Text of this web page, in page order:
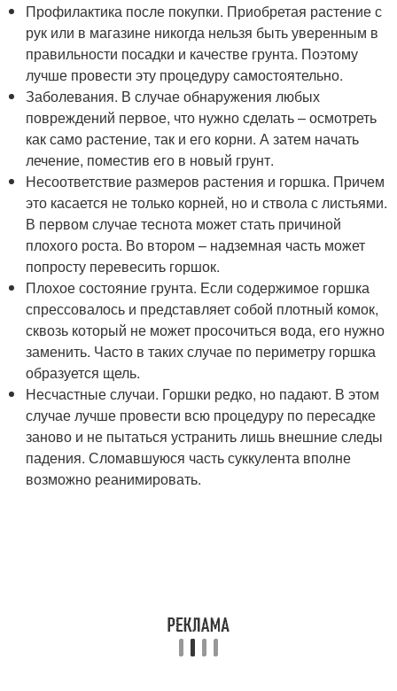
Профилактика после покупки. Приобретая растение с
рук или в магазине никогда нельзя быть уверенным в
правильности посадки и качестве грунта. Поэтому
лучше провести эту процедуру самостоятельно.
Заболевания. В случае обнаружения любых
повреждений первое, что нужно сделать – осмотреть
как само растение, так и его корни. А затем начать
лечение, поместив его в новый грунт.
Несоответствие размеров растения и горшка. Причем
это касается не только корней, но и ствола с листьями.
В первом случае теснота может стать причиной
плохого роста. Во втором – надземная часть может
попросту перевесить горшок.
Плохое состояние грунта. Если содержимое горшка
спрессовалось и представляет собой плотный комок,
сквозь который не может просочиться вода, его нужно
заменить. Часто в таких случае по периметру горшка
образуется щель.
Несчастные случаи. Горшки редко, но падают. В этом
случае лучше провести всю процедуру по пересадке
заново и не пытаться устранить лишь внешние следы
падения. Сломавшуюся часть суккулента вполне
возможно реанимировать.